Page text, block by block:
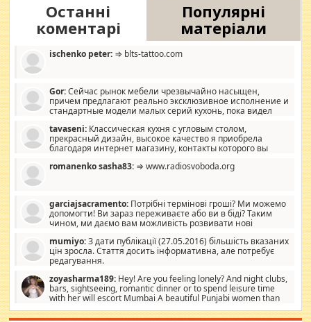
Останні
коментарі
Популярні
матеріали
ischenko peter: ⇒ blts-tattoo.com
Gor:Сейчас рынок мебели чрезвычайно насыщен,
причем предлагают реально эксклюзивное исполнение и
стандартные модели малых серий кухонь, пока видел
стандартные формы, в MebelOk, креативненько и что главное -
со вкусом все в порядке, без ненужных наворотов удорожающих
мебель, а это не последний фактор.
tavaseni: Классическая кухня с угловым столом,
прекрасный дизайн, высокое качество я приобрела
благодаря интернет магазину, контакты которого вы
romanenko sasha83: ⇒ www.radiosvoboda.org
garciajsacramento: Потрібні термінові гроші? Ми можемо
допомогти! Ви зараз переживаєте або ви в біді? Таким
чином, ми даємо вам можливість розвивати нові
допомагати людям, які намагаються дати їм шанс. Кожен
заслуговує на другий шанс, і, оскільки влада не зможе, вони
повинні приймати від інших. Для нас нема багато суми, і зрілість
витрат, а тільки узгоджених сум і нічого іншого. Не чекайте і не
коментуйте цей пост. Введіть суму, яку ви хочете подати, і ми
зв'яжемося з вами з усіма варіантами. зв'яжіться з нами
сьогодні на garciajsacramento@gmail.com Вам потрібні термінові
mumiyo:З дати публікації (27.05.2016) більшість вказаних
цін зросла. Стаття досить інформативна, але потребує
редагування.
zoyasharma189: Hey! Are you feeling lonely? And night clubs,
bars, sightseeing, romantic dinner or to spend leisure time
with her will escort Mumbai A beautiful Punjabi women than
sexy escort companion in arms that you guys feel like 5 star luxury
hotel had to spend the night in their search for loved solitaire free